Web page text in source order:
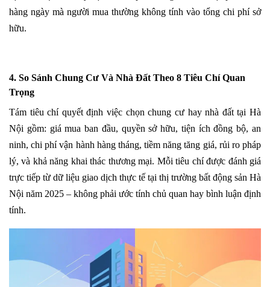
hàng ngày mà người mua thường không tính vào tổng chi phí sở
hữu.
4. So Sánh Chung Cư Và Nhà Đất Theo 8 Tiêu Chí Quan
Trọng
Tám tiêu chí quyết định việc chọn chung cư hay nhà đất tại Hà
Nội gồm: giá mua ban đầu, quyền sở hữu, tiện ích đồng bộ, an
ninh, chi phí vận hành hàng tháng, tiềm năng tăng giá, rủi ro pháp
lý, và khả năng khai thác thương mại. Mỗi tiêu chí được đánh giá
trực tiếp từ dữ liệu giao dịch thực tế tại thị trường bất động sản Hà
Nội năm 2025 – không phải ước tính chủ quan hay bình luận định
tính.